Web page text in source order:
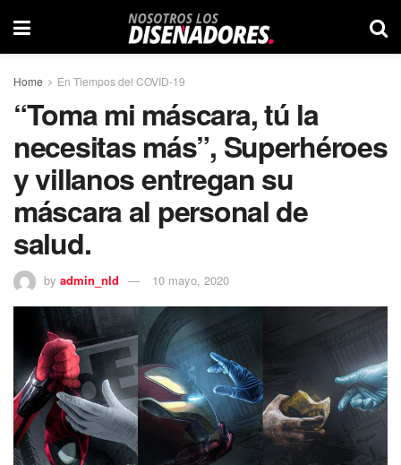
Home En Tiempos del COVID-19
“Toma mi máscara, tú la
necesitas más”, Superhéroes
y villanos entregan su
máscara al personal de
salud.
by admin_nld 10 mayo, 2020